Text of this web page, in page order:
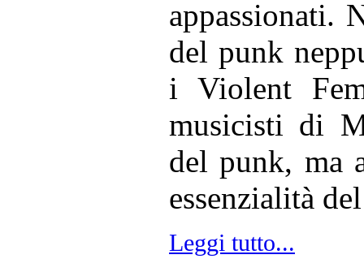
appassionati.
del punk
i Violent
musicisti di
del punk, ma
essenzialità
Leggi tutto...